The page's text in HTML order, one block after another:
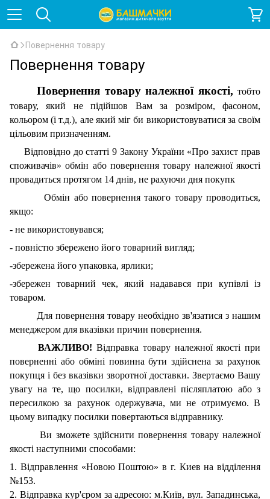
Повернення товару
Повернення товару
Повернення товару належної якості,тобто
товару, який не підійшов Вам за розміром, фасоном,
кольором (і т.д.), але який міг би використовуватися за своїм
цільовим призначенням.
Відповідно до статті 9 Закону України «Про захист прав
споживачів» обмін або повернення товару належної якості
провадиться протягом 14 днів, не рахуючи дня покупк
Обмін або повернення такого товару проводиться,
якщо:
- не використовувався;
- повністю збережено його товарний вигляд;
-збережена його упаковка, ярлики;
-збережен товарний чек, який надавався при купівлі із
товаром.
Для повернення товару необхідно зв'язатися з нашим
менеджером для вказівки причин повернення.
ВАЖЛИВО! Відправка товару належної якості при
поверненні або обміні повинна бути здійснена за рахунок
покупця і без вказівки зворотної доставки. Звертаємо Вашу
увагу на те, що посилки, відправлені післяплатою або з
пересилкою за рахунок одержувача, ми не отримуємо. В
цьому випадку посилки повертаються відправнику.
Ви зможете здійснити повернення товару належної
якості наступними способами:
1. Відправлення «Новою Поштою» в г. Киев на відділення
№153.
2. Відправка кур'єром за адресою: м.Київ, вул. Западинська,